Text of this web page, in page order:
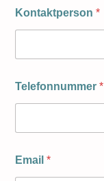
Kontaktperson *
Telefonnummer *
Email *